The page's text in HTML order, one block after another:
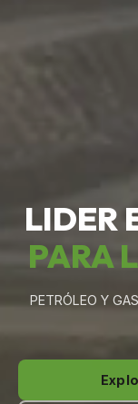
LIDER
PARA
PETRÓLEO Y